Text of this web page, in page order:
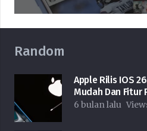
Random
Apple Rilis IOS
Mudah Dan Fitur
6 bulan lalu